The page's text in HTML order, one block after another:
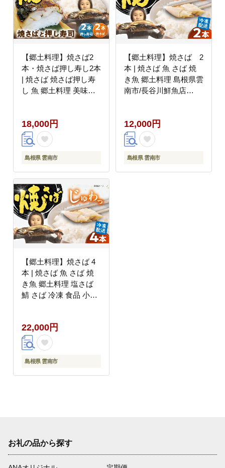
【郷土料理】焼さば2
本・焼さば押し寿し2本
| 焼さば 焼さば押し寿
し 魚 郷土料理 美味し
18,000円
島根県 雲南市
【郷土料理】焼さば 2
本 | 焼さば 魚 さば 焼
き魚 郷土料理 島根県雲
南市/長谷川鮮魚店
12,000円
島根県 雲南市
【郷土料理】焼さば 4
本 | 焼さば 魚 さば 焼
き魚 郷土料理 塩さば
鯖 さば 冷凍 食品 小分
レゼント ギフト お取り
寄せ グルメ 島根県雲南
市/長谷川鮮魚店
[AICG005]
22,000円
島根県 雲南市
お礼の品から探す